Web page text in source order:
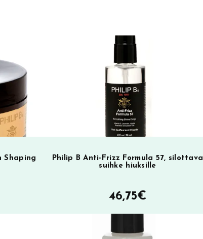
Shaping
Philip B Anti-Frizz Formula 57, silottava
suihke hiuksille
46,75€